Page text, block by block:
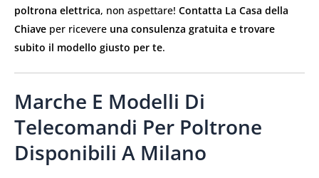
poltrona elettrica, non aspettare! Contatta La Casa della
Chiave per ricevere una consulenza gratuita e trovare
subito il modello giusto per te.
Marche E Modelli Di
Telecomandi Per Poltrone
Disponibili A Milano